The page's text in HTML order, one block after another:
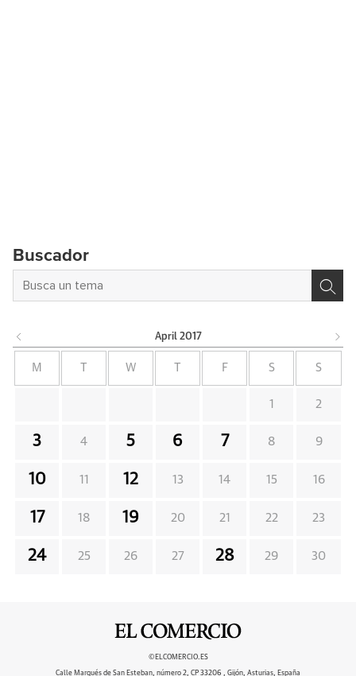
Buscador
April 2017
M W F S S
1 2
3 4 5 6 7 8 9
10 11 12 13 14 15 16
17 18 19 20 21 22 23
24 25 26 27 28 29 30
©ELCOMERCIO.ES
Calle Marqués de San Esteban, número 2, CP 33206 , Gijón, Asturias, España